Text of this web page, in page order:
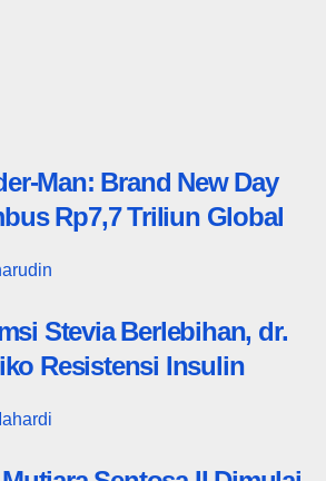
Man: Brand New Day
Rp7,7 Triliun Global
Stevia Berlebihan, dr.
Resistensi Insulin